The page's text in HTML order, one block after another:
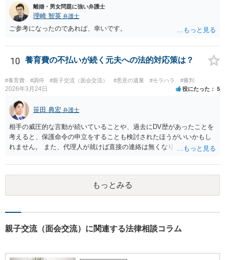
離婚・男女問題に強い弁護士
理崎 智英 弁護士
ご参考になったのであれば、幸いです。
10 養育費の不払いが続く元夫への法的対応策は？
#養育費 #調停 #親子交流（面会交流） #悪意の遺棄 #モラハラ #審判
2026年3月24日 役にたった 5
笹田 典宏 弁護士
相手の威圧的な言動が続いていることや、過去にDV歴があったことを
考えると、保護命令の申立をすることも検討されたほうがいいかもし
れません。 また、代理人が就けば直接の連絡は無くなりますので、ご
やりとりが相当ご心労になっていると見受けられますので、一度弁護
士や行政の相談窓口にご相談されることをお勧め致します。
もっとみる
親子交流（面会交流）に関連する法律相談コラム